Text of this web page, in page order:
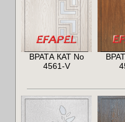
ВРАТА КАТ No
4561-V